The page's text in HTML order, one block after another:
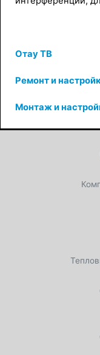
Отау ТВ
Ремонт и
Монтаж и